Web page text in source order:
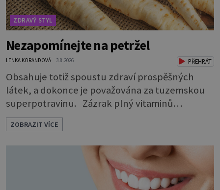
ZDRAVÝ STYL
Nezapomínejte na petržel
LENKA KORANDOVÁ 3.8.2026 PŘEHRÁT
Obsahuje totiž spoustu zdraví prospěšných
látek, a dokonce je považována za tuzemskou
superpotravinu. Zázrak plný vitaminů
V petrželi najdete vitaminy B1, B2, B3, B6,
provitamin A, vitamin E a velké množství
vitamínu C (nejvíce ho má nať, dokonce třikrát
více než pomeranč, v kořeni je také, ale je ho
desetkrát méně), a kyselinu listovou. Ale to
není všechno. Obsahuje také důležité
ZOBRAZIT VÍCE